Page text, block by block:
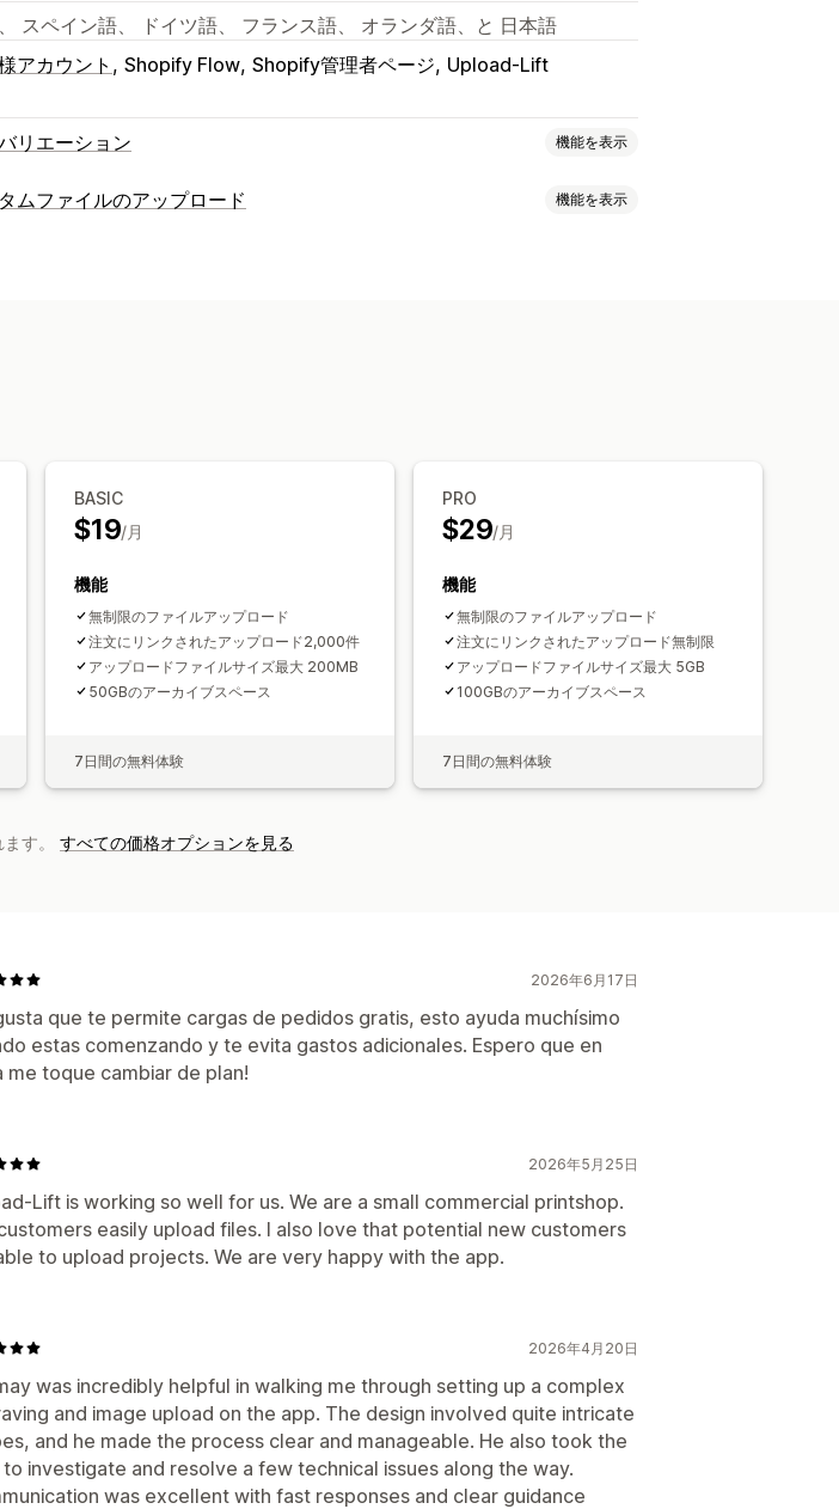
スペイン語、 ドイツ語、 フランス語、 オランダ語、と 日本語
アカウント Shopify Flow Shopify管理者ページ Upload-Lift
リエーション 機能を表示
マイズ
ムファイルのアップロード 機能を表示
BASIC
$19/月
機能
無制限のファイルアップロード
注文にリンクされたアップロード2,000件
アップロードファイルサイズ最大 200MB
50GBのアーカイブスペース
7日間の無料体験
PRO
$29/月
機能
無制限のファイルアップロード
注文にリンクされたアップロード無制限
アップロードファイルサイズ最大 5GB
100GBのアーカイブスペース
7日間の無料体験
す。 すべての価格オプションを見る
2026年6月17日
que te permite cargas de pedidos gratis, esto ayuda muchísimo
estas comenzando y te evita gastos adicionales. Espero que en
me toque cambiar de plan!
2026年5月25日
Lift is working so well for us. We are a small commercial printshop.
easily upload files. I also love that potential new customers
to upload projects. We are very happy with the app.
2026年4月20日
was incredibly helpful in walking me through setting up a complex
and image upload on the app. The design involved quite intricate
and he made the process clear and manageable. He also took the
investigate and resolve a few technical issues along the way.
was excellent with fast responses and clear guidance